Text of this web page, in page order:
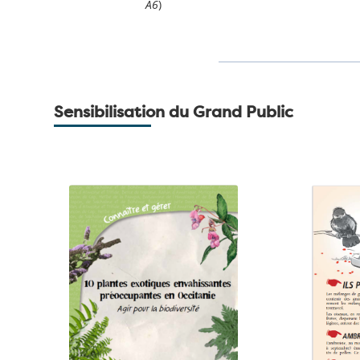
A6)
Sensibilisation du Grand Public